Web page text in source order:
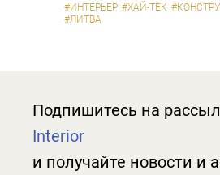
#ИНТЕРЬЕР #ХАЙ-ТЕК
#ЛИТВА
Подпишитесь на
Interior
и получайте новости и